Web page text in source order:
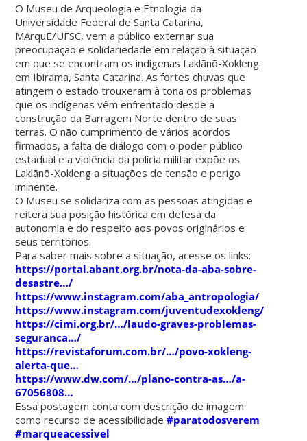
O Museu de Arqueologia e Etnologia da
Universidade Federal de Santa Catarina,
MArquE/UFSC, vem a público externar sua
preocupação e solidariedade em relação à situação
em que se encontram os indígenas Laklãnõ-Xokleng
em Ibirama, Santa Catarina. As fortes chuvas que
atingem o estado trouxeram à tona os problemas
que os indígenas vêm enfrentado desde a
construção da Barragem Norte dentro de suas
terras. O não cumprimento de vários acordos
firmados, a falta de diálogo com o poder público
estadual e a violência da polícia militar expõe os
Laklãnõ-Xokleng a situações de tensão e perigo
iminente.
O Museu se solidariza com as pessoas atingidas e
reitera sua posição histórica em defesa da
autonomia e do respeito aos povos originários e
seus territórios.
Para saber mais sobre a situação, acesse os links:
https://portal.abant.org.br/nota-da-aba-sobre-
desastre…/
https://www.instagram.com/aba_antropologia/
https://www.instagram.com/juventudexokleng/
https://cimi.org.br/…/laudo-graves-problemas-
seguranca…/
https://revistaforum.com.br/…/povo-xokleng-
alerta-que…
https://www.dw.com/…/plano-contra-as…/a-
67056808…
Essa postagem conta com descrição de imagem
como recurso de acessibilidade#paratodosverem
#marqueacessivel